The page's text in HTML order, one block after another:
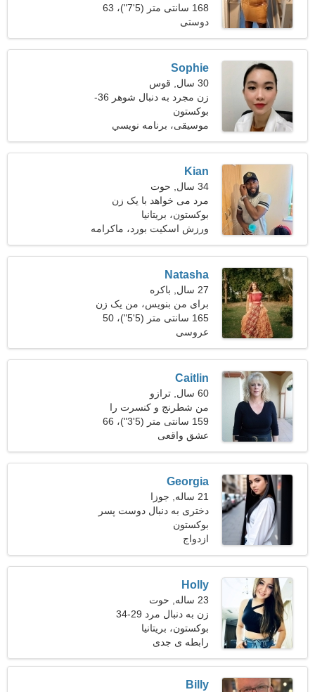
با هم نیاز دارم
168 سانتی متر (5'7")، 63
کیلوگرم (138 پوند)
دوستی
Sophie
30 سال, قوس
زن مجرد به دنبال شوهر 36-
41
بوکستون
موسیقی، برنامه نويسي
Kian
34 سال, حوت
مرد می خواهد با یک زن
ملاقات کند 26-31
بوکستون، بریتانیا
ورزش اسکیت بورد، ماکرامه
Natasha
27 سال, باکره
برای من بنویس، من یک زن
جذاب هستم
165 سانتی متر (5'5")، 50
کیلوگرم (110 پوند)
عروسی
Caitlin
60 سال, ترازو
من شطرنج و کنسرت را
دوست دارم
159 سانتی متر (5'3")، 66
کیلوگرم (145 پوند)
عشق واقعی
Georgia
21 ساله, جوزا
دختری به دنبال دوست پسر
25-30
بوکستون
ازدواج
Holly
23 ساله, حوت
زن به دنبال مرد 29-34
بوکستون، بریتانیا
رابطه ی جدی
Billy